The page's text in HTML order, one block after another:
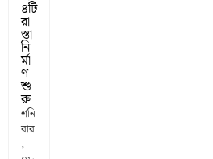
৪টি
রা
স্তা
নি
র্মা
ণ
শু
রু
শনি
বার
,